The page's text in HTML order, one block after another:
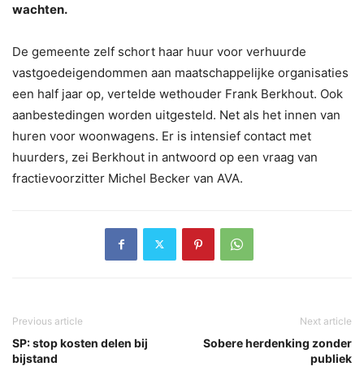
wachten.
De gemeente zelf schort haar huur voor verhuurde
vastgoedeigendommen aan maatschappelijke organisaties
een half jaar op, vertelde wethouder Frank Berkhout. Ook
aanbestedingen worden uitgesteld. Net als het innen van
huren voor woonwagens. Er is intensief contact met
huurders, zei Berkhout in antwoord op een vraag van
fractievoorzitter Michel Becker van AVA.
Previous article
SP: stop kosten delen bij
bijstand
Next article
Sobere herdenking zonder
publiek